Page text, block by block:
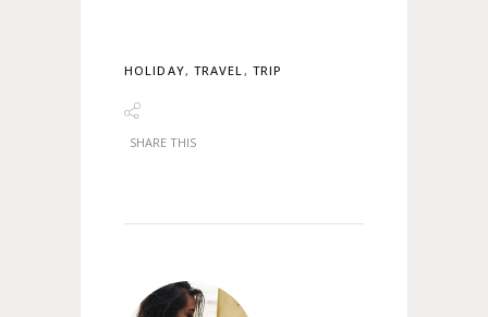
HOLIDAY, TRAVEL , TRIP
SHARE THIS